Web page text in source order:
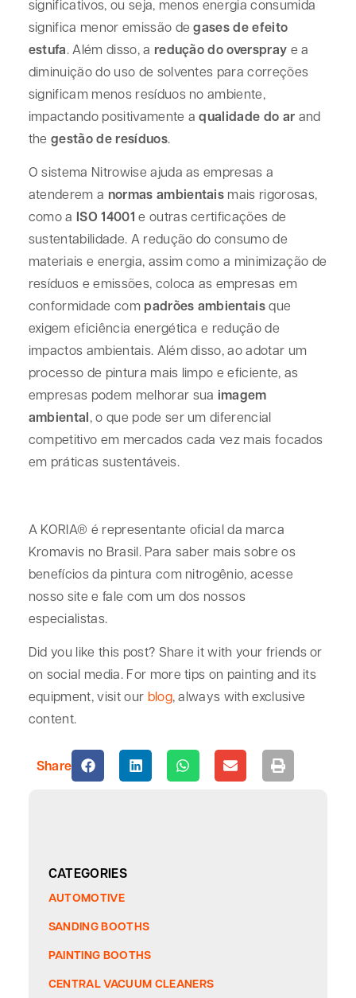
significativos, ou seja, menos energia consumida
significa menor emissão degases de efeito
estufa. Além disso, a redução do overspray e a
diminuição do uso de solventes para correções
significam menos resíduos no ambiente,
impactando positivamente aqualidade do ar and
thegestão de resíduos.
O sistema Nitrowise ajuda as empresas a
atenderem a normas ambientais mais rigorosas,
como a ISO 14001 e outras certificações de
sustentabilidade. A redução do consumo de
materiais e energia, assim como a minimização de
resíduos e emissões, coloca as empresas em
conformidade com padrões ambientaisque
exigem eficiência energética e redução de
impactos ambientais. Além disso, ao adotar um
processo de pintura mais limpo e eficiente, as
empresas podem melhorar sua imagem
ambiental, o que pode ser um diferencial
competitivo em mercados cada vez mais focados
em práticas sustentáveis.
A KORIA® é representante oficial da marca
Kromavis no Brasil. Para saber mais sobre os
benefícios da pintura com nitrogênio, acesse
nosso site e fale com um dos nossos
especialistas.
Did you like this post? Share it with your friends or
on social media. For more tips on painting and its
equipment, visit our blog, always with exclusive
content.
Share
CATEGORIES
AUTOMOTIVE
SANDING BOOTHS
PAINTING BOOTHS
CENTRAL VACUUM CLEANERS